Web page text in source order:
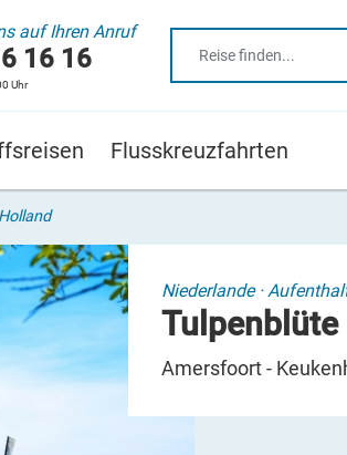
auf Ihren Anruf
16 16
Uhr
Flusskreuzfahrten
Niederlande·
Tulpenblüte
Amersfoort -